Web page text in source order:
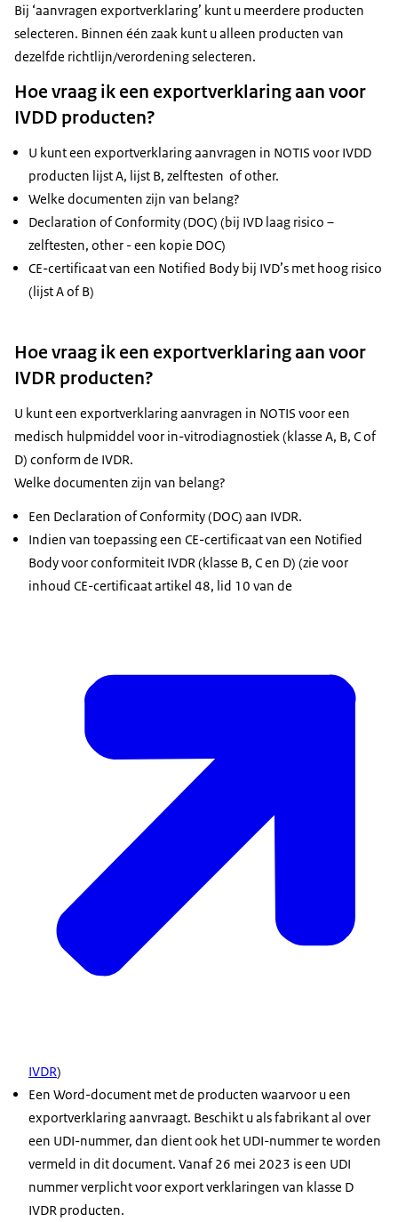
Bij ‘aanvragen exportverklaring’ kunt u meerdere producten
selecteren. Binnen één zaak kunt u alleen producten van
dezelfde richtlijn/verordening selecteren.
Hoe vraag ik een exportverklaring aan voor
IVDD producten?
U kunt een exportverklaring aanvragen in NOTIS voor IVDD
producten lijst A, lijst B, zelftesten of other.
Welke documenten zijn van belang?
Declaration of Conformity (DOC) (bij IVD laag risico –
zelftesten, other - een kopie DOC)
CE-certificaat van een Notified Body bij IVD’s met hoog risico
(lijst A of B)
Hoe vraag ik een exportverklaring aan voor
IVDR producten?
U kunt een exportverklaring aanvragen in NOTIS voor een
medisch hulpmiddel voor in-vitrodiagnostiek (klasse A, B, C of
D) conform de IVDR.
Welke documenten zijn van belang?
Een Declaration of Conformity (DOC) aan IVDR.
Indien van toepassing een CE-certificaat van een Notified
Body voor conformiteit IVDR (klasse B, C en D) (zie voor
inhoud CE-certificaat artikel 48, lid 10 van de
IVDR)
Een Word-document met de producten waarvoor u een
exportverklaring aanvraagt. Beschikt u als fabrikant al over
een UDI-nummer, dan dient ook het UDI-nummer te worden
vermeld in dit document. Vanaf 26 mei 2023 is een UDI
nummer verplicht voor export verklaringen van klasse D
IVDR producten.